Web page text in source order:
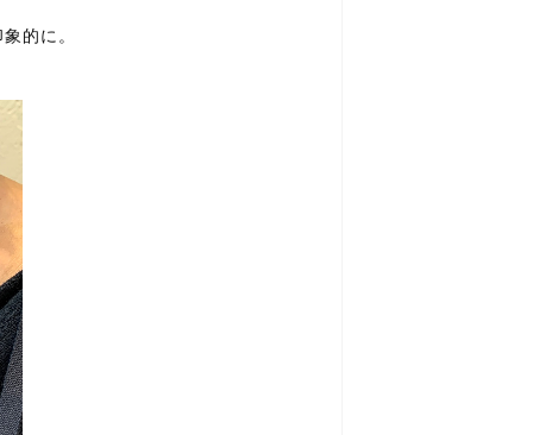
的に。